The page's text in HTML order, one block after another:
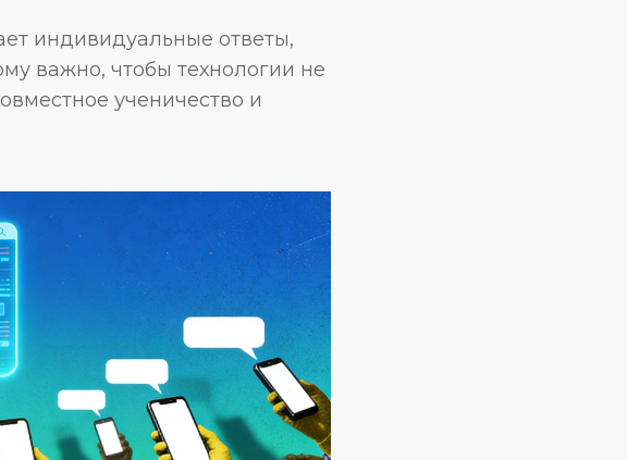
индивидуальные ответы,
важно, чтобы технологии не
ученичество и